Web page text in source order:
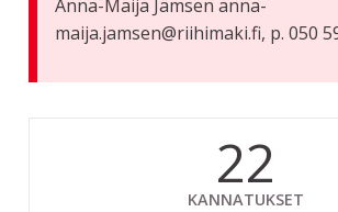
Anna-Maija Jämsen anna-
maija.jamsen@riihimaki.fi, p. 050
22
KANNATUKSET